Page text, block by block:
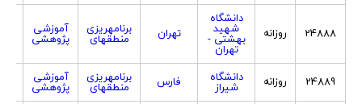
24888 روزانه
دانشگاه
شهید
بهشتی -
تهران
تهران برنامهریزی
منطقهای
آموزشی
پژوهشی
24889 روزانه دانشگاه
شیراز فارس برنامهریزی
منطقهای
آموزشی
پژوهشی